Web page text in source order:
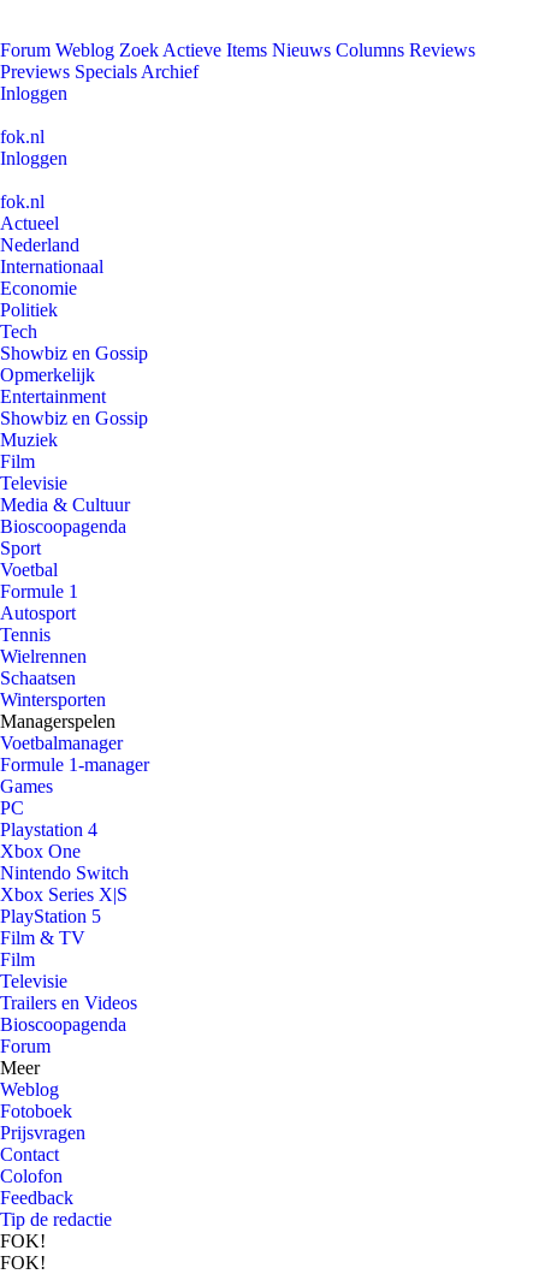
Forum Weblog Zoek Actieve Items Nieuws Columns Reviews
Previews Specials Archief
Inloggen
fok.nl
Inloggen
fok.nl
Actueel
Nederland
Internationaal
Economie
Politiek
Tech
Showbiz en Gossip
Opmerkelijk
Entertainment
Showbiz en Gossip
Muziek
Film
Televisie
Media & Cultuur
Bioscoopagenda
Sport
Voetbal
Formule 1
Autosport
Tennis
Wielrennen
Schaatsen
Wintersporten
Managerspelen
Voetbalmanager
Formule 1-manager
Games
PC
Playstation 4
Xbox One
Nintendo Switch
Xbox Series X|S
PlayStation 5
Film & TV
Film
Televisie
Trailers en Videos
Bioscoopagenda
Forum
Meer
Weblog
Fotoboek
Prijsvragen
Contact
Colofon
Feedback
Tip de redactie
FOK!
FOK!